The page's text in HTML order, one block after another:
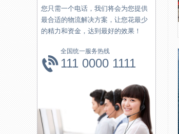
您只需一个电话，我们将会为您提供
最合适的物流解决方案，让您花最少
的精力和资金，达到最好的效果！
全国统一服务热线
111 0000 1111